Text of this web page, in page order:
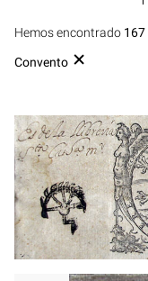
Hemos encontrado 167
Convento